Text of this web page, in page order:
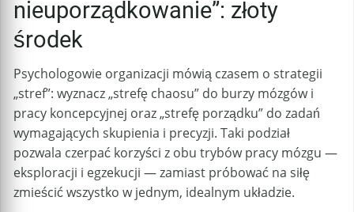
nieuporządkowanie”: złoty
środek
Psychologowie organizacji mówią czasem o strategii
„stref”: wyznacz „strefę chaosu” do burzy mózgów i
pracy koncepcyjnej oraz „strefę porządku” do zadań
wymagających skupienia i precyzji. Taki podział
pozwala czerpać korzyści z obu trybów pracy mózgu —
eksploracji i egzekucji — zamiast próbować na siłę
zmieścić wszystko w jednym, idealnym układzie.